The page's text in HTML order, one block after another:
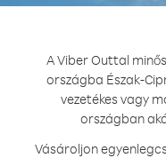
A Viber Outtal
országba Észak-
vezetékes vagy
országban
Vásároljon